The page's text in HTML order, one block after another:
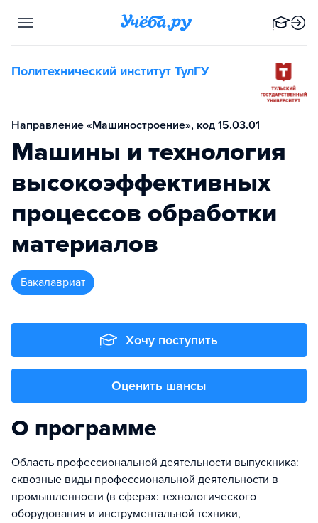
Политехнический институт ТулГУ
Направление «Машиностроение», код 15.03.01
Машины и технология
высокоэффективных
процессов обработки
материалов
бакалавриат
Хочу поступить
Оценить шансы
О программе
Область профессиональной деятельности выпускника:
сквозные виды профессиональной деятельности в
промышленности (в сферах: технологического
оборудования и инструментальной техники,